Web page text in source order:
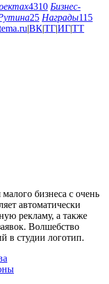
4310 Бизнес-
25 Награды115
|ВК|ТГ|ИГ|ТТ
бизнеса с очень
автоматически
рекламу, а также
Волшебство
в студии логотип.